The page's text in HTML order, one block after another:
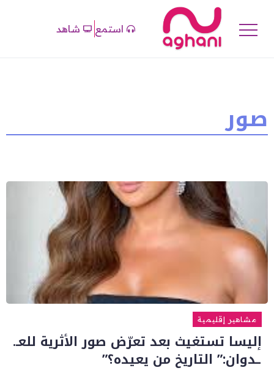
استمع شاهد
صور
مشاهير إقليمية
إليسا تستغيث بعد تعرّض صور الأثرية للعـ.
ـدوان:” التاريخ من يعيده؟”